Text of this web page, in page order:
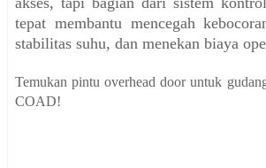
tepat membantu mencegah
stabilitas suhu, dan menekan biaya
Temukan pintu overhead door untuk
COAD!